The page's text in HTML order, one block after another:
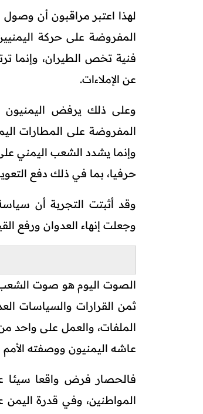
لهذا اعتبر مراقبون أن
المفروضة على حركة
فنية تخص الطيران، وإنما
عن الإملاءات.
وعلى ذلك يرفض اليمنيون
المفروضة على المطارات
وإنما يشدد الشعب اليمني
حرفيا، بما في ذلك دفع
وقد أثبتت التجربة أن
وجعلت إنهاء العدوان ورفع
الصوت اليوم هو صوت
ثمن القرارات والسياسات
الملفات، والعمل على واحد
عاشه اليمنيون ووصفته الأمم
فالحصار فرض واقعا سيئا
المواطنين، وفي قدرة اليمن